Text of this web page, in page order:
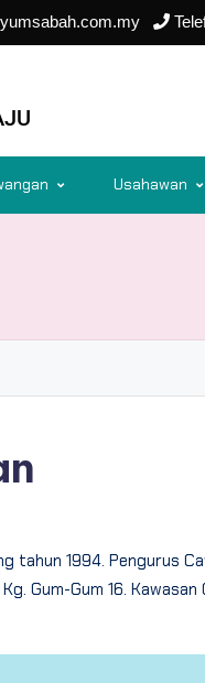
Usahawan
tahun 1994. Pengurus
Gum-Gum 16. Kawasan